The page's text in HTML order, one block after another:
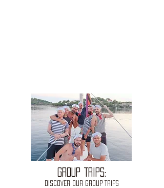
GROUP TRIPS:
DISCOVER OUR GROUP TRIPS